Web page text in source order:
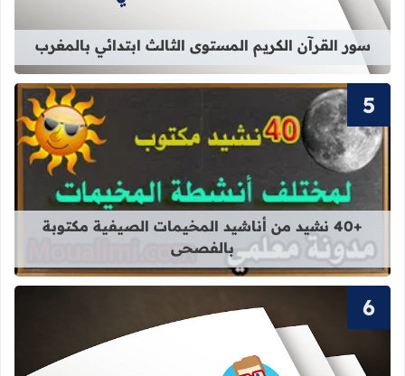
سور القرآن الكريم المستوى الثالث ابتدائي بالمغرب
قراءة المزيد عن +40 نشيد من أناشيد المخيمات الصيفية مكتوبة بالفصحى
+40 نشيد من أناشيد المخيمات الصيفية مكتوبة
بالفصحى